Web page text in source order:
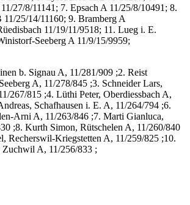
27/8/11141; 7. Epsach A 11/25/8/10491; 8.
25/14/11160; 9. Bramberg A
11/19/11/9518; 11. Lueg i. E.
Seeberg A 11/9/15/9959;
b. Signau A, 11/281/909 ;2. Reist
A, 11/278/845 ;3. Schneider Lars,
267/815 ;4. Lüthi Peter, Oberdiessbach A,
Schafhausen i. E. A, 11/264/794 ;6.
Arni A, 11/263/846 ;7. Marti Gianluca,
;8. Kurth Simon, Rütschelen A, 11/260/840
Recherswil-Kriegstetten A, 11/259/825 ;10.
A, 11/256/833 ;